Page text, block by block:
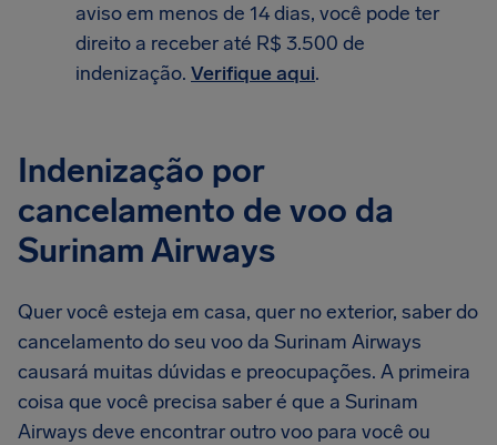
aviso em menos de 14 dias, você pode ter
direito a receber até R$ 3.500 de
indenização. Verifique aqui.
Indenização por
cancelamento de voo da
Surinam Airways
Quer você esteja em casa, quer no exterior, saber do
cancelamento do seu voo da Surinam Airways
causará muitas dúvidas e preocupações. A primeira
coisa que você precisa saber é que a Surinam
Airways deve encontrar outro voo para você ou